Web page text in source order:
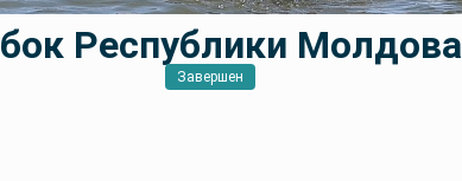
Республики Молдова
Завершен